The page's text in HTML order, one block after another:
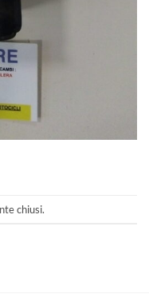
chiusi.